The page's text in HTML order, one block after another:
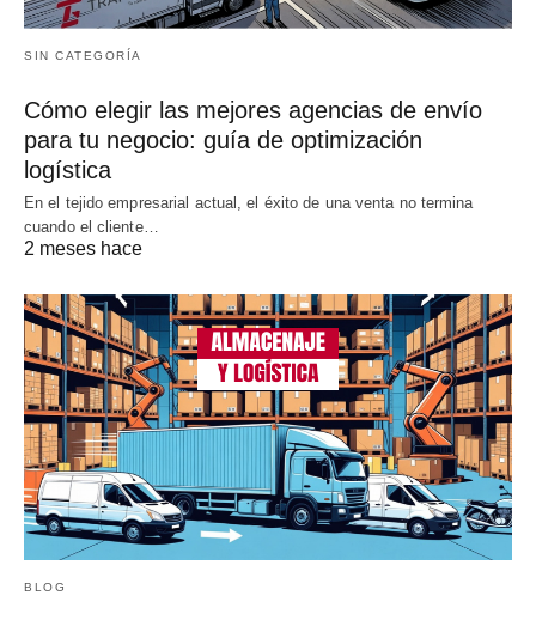
SIN CATEGORÍA
Cómo elegir las mejores agencias de envío
para tu negocio: guía de optimización
logística
En el tejido empresarial actual, el éxito de una venta no termina
cuando el cliente…
2 meses hace
BLOG